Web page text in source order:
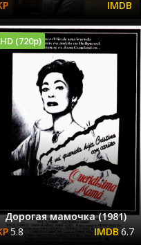
HD (720p)
Дорогая мамочка (1981)
5.8
6.7